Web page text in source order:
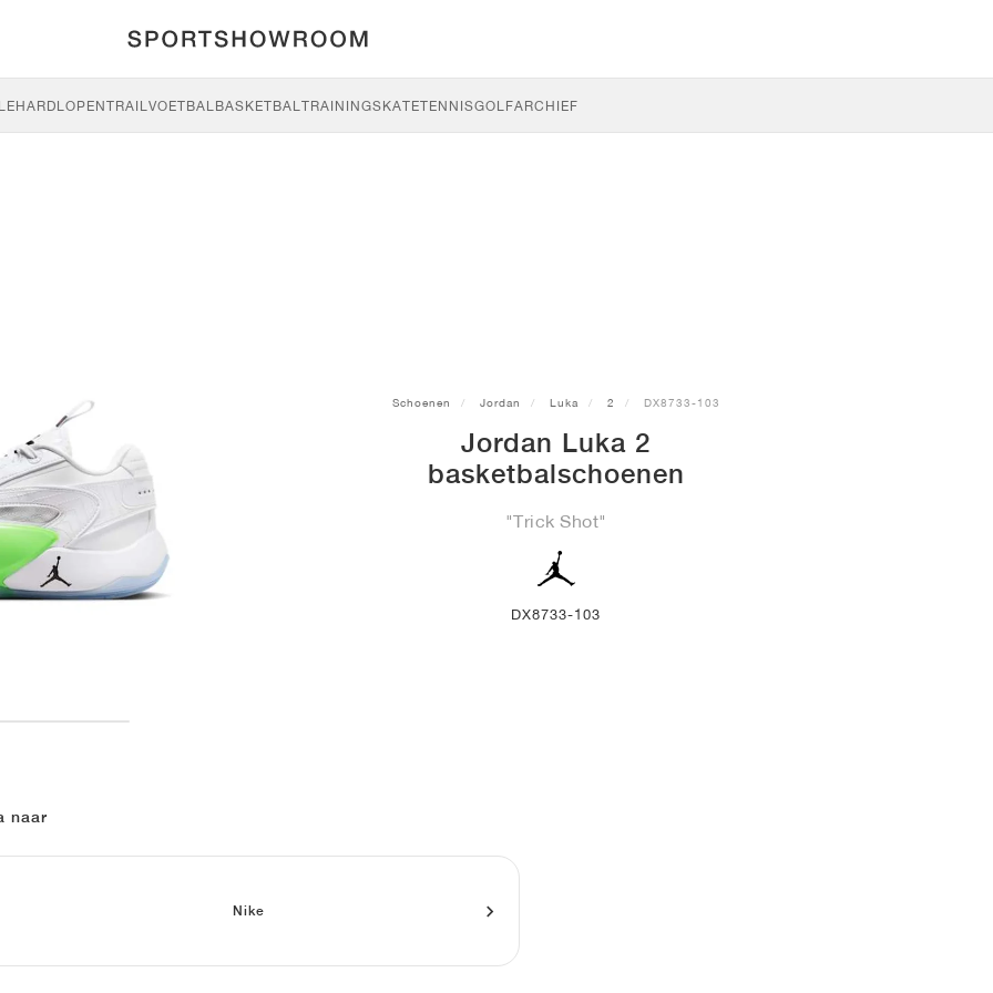
HARDLOPENTRAILVOETBALBASKETBALTRAININGSKATETENNISGOLFARCHIEF
Schoenen Jordan Luka 2 DX8733-103
Jordan Luka 2
basketbalschoenen
"Trick Shot"
DX8733-103
naar
Nike